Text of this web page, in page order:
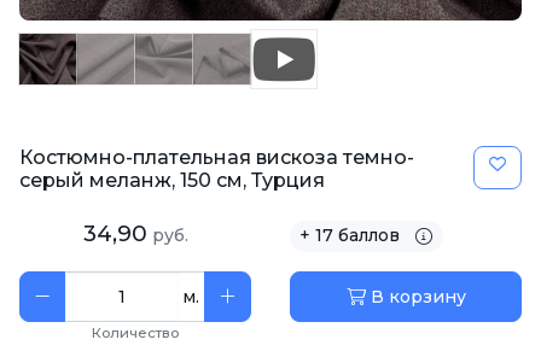
Костюмно-плательная вискоза темно-
серый меланж, 150 см, Турция
34,90 руб. + 17 баллов
м.
Количество
В корзину